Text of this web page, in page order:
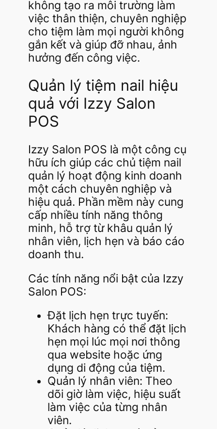
không tạo ra môi trường làm
việc thân thiện, chuyên nghiệp
cho tiệm làm mọi người không
gắn kết và giúp đỡ nhau, ảnh
hưởng đến công việc.
Quản lý tiệm nail hiệu
quả với Izzy Salon
POS
Izzy Salon POS là một công cụ
hữu ích giúp các chủ tiệm nail
quản lý hoạt động kinh doanh
một cách chuyên nghiệp và
hiệu quả. Phần mềm này cung
cấp nhiều tính năng thông
minh, hỗ trợ từ khâu quản lý
nhân viên, lịch hẹn và báo cáo
doanh thu.
Các tính năng nổi bật của Izzy
Salon POS:
Đặt lịch hẹn trực tuyến:
Khách hàng có thể đặt lịch
hẹn mọi lúc mọi nơi thông
qua website hoặc ứng
dụng di động của tiệm.
Quản lý nhân viên: Theo
dõi giờ làm việc, hiệu suất
làm việc của từng nhân
viên.